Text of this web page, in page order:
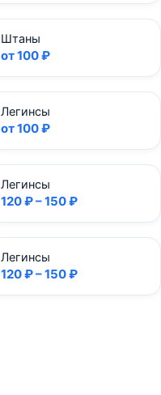
Штаны
от 100 ₽
Легинсы
от 100 ₽
Легинсы
120 ₽ – 150 ₽
Легинсы
120 ₽ – 150 ₽